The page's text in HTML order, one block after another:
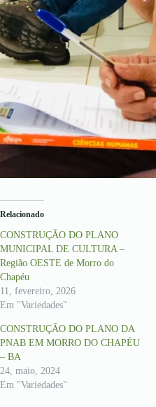
Relacionado
CONSTRUÇÃO DO PLANO
MUNICIPAL DE CULTURA –
Região OESTE de Morro do
Chapéu
11, fevereiro, 2026
Em "Variedades"
CONSTRUÇÃO DO PLANO DA
PNAB EM MORRO DO CHAPÉU
– BA
24, maio, 2024
Em "Variedades"